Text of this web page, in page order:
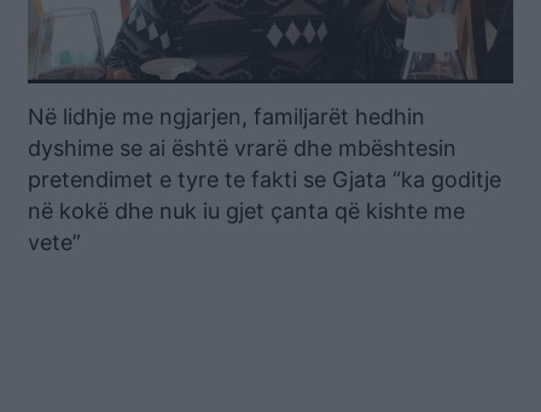
Në lidhje me ngjarjen, familjarët hedhin
dyshime se ai është vrarë dhe mbështesin
pretendimet e tyre te fakti se Gjata “ka goditje
në kokë dhe nuk iu gjet çanta që kishte me
vete”